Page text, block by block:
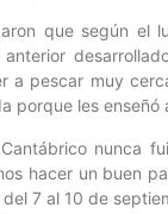
que según el
anterior
a pescar muy
porque les
Cantábrico nunca
hacer un buen
del 7 al 10 de